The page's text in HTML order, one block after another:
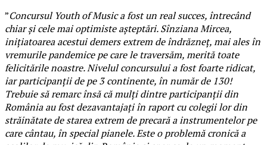
”Concursul Youth of Music a fost un real succes, întrecând
chiar și cele mai optimiste așteptări. Sînziana Mircea,
inițiatoarea acestui demers extrem de îndrăzneț, mai ales în
vremurile pandemice pe care le traversăm, merită toate
felicitările noastre. Nivelul concursului a fost foarte ridicat,
iar participanții de pe 3 continente, în număr de 130!
Trebuie să remarc însă că mulți dintre participanții din
România au fost dezavantajați în raport cu colegii lor din
străinătate de starea extrem de precară a instrumentelor pe
care cântau, în special pianele. Este o problemă cronică a